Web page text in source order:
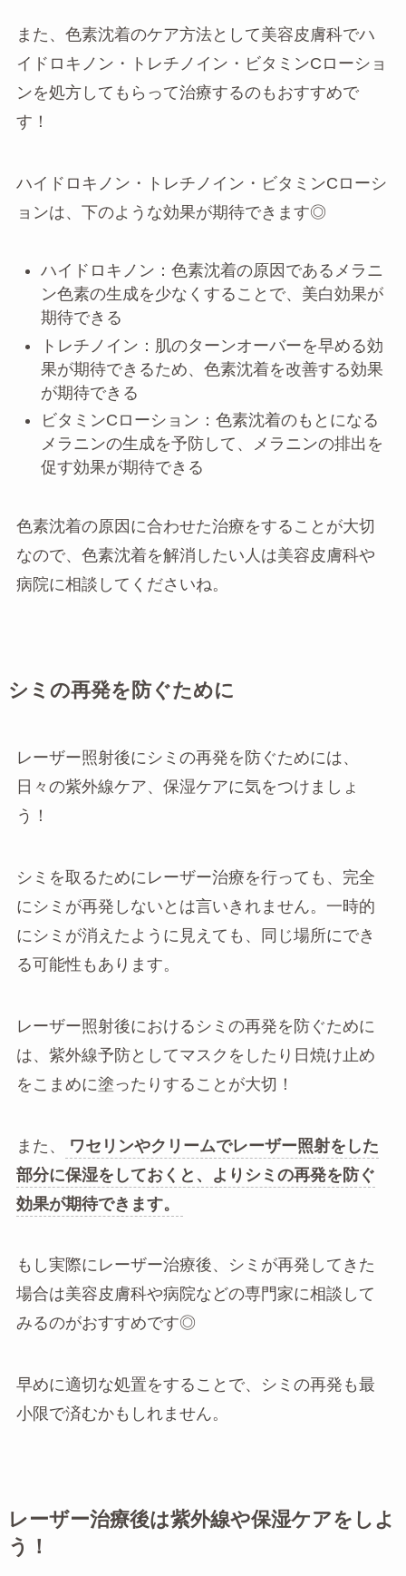
また、色素沈着のケア方法として美容皮膚科でハ
イドロキノン・トレチノイン・ビタミンCローショ
ンを処方してもらって治療するのもおすすめで
す！
ハイドロキノン・トレチノイン・ビタミンCローシ
ョンは、下のような効果が期待できます◎
ハイドロキノン：色素沈着の原因であるメラニ
ン色素の生成を少なくすることで、美白効果が
期待できる
トレチノイン：肌のターンオーバーを早める効
果が期待できるため、色素沈着を改善する効果
が期待できる
ビタミンCローション：色素沈着のもとになる
メラニンの生成を予防して、メラニンの排出を
促す効果が期待できる
色素沈着の原因に合わせた治療をすることが大切
なので、色素沈着を解消したい人は美容皮膚科や
病院に相談してくださいね。
シミの再発を防ぐために
レーザー照射後にシミの再発を防ぐためには、
日々の紫外線ケア、保湿ケアに気をつけましょ
う！
シミを取るためにレーザー治療を行っても、完全
にシミが再発しないとは言いきれません。一時的
にシミが消えたように見えても、同じ場所にでき
る可能性もあります。
レーザー照射後におけるシミの再発を防ぐために
は、紫外線予防としてマスクをしたり日焼け止め
をこまめに塗ったりすることが大切！
また、
ワセリンやクリームでレーザー照射をした
部分に保湿をしておくと、よりシミの再発を防ぐ
効果が期待できます。
もし実際にレーザー治療後、シミが再発してきた
場合は美容皮膚科や病院などの専門家に相談して
みるのがおすすめです◎
早めに適切な処置をすることで、シミの再発も最
小限で済むかもしれません。
レーザー治療後は紫外線や保湿ケアをしよ
う！